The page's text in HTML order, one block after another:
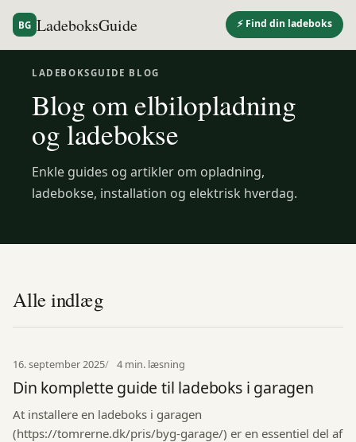
BG LadeboksGuide ⚡ Find din ladeboks
LADEBOKSGUIDE BLOG
Blog om elbilopladning
og ladebokse
Enkle guides og artikler om opladning,
ladebokse, installation og elektrisk hverdag.
Alle indlæg
16. september 2025 4 min. læsning
Din komplette guide til ladeboks i garagen
At installere en ladeboks i garagen
(https://tomrerne.dk/pris/byg-garage/) er en essentiel del af